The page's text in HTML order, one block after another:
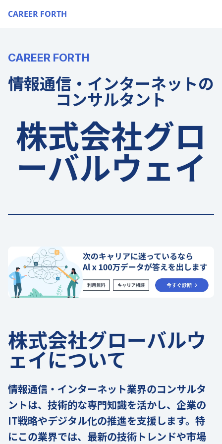
CAREER FORTH
CAREER FORTH
情報通信・インターネットの
コンサルタント
株式会社グロ
ーバルウェイ
株式会社グローバルウ
ェイについて
情報通信・インターネット業界のコンサルタ
ントは、技術的な専門知識を活かし、企業の
IT戦略やデジタル化の推進を支援します。特
にこの業界では、最新の技術トレンドや市場